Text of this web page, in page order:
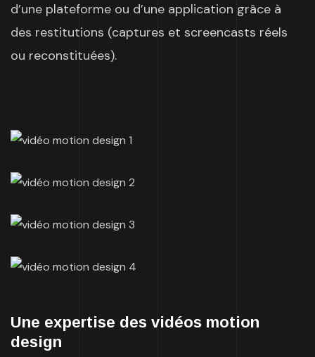
d’une plateforme ou d’une application grâce à
des restitutions (captures et screencasts réels
ou reconstituées).
Une expertise des vidéos motion
design